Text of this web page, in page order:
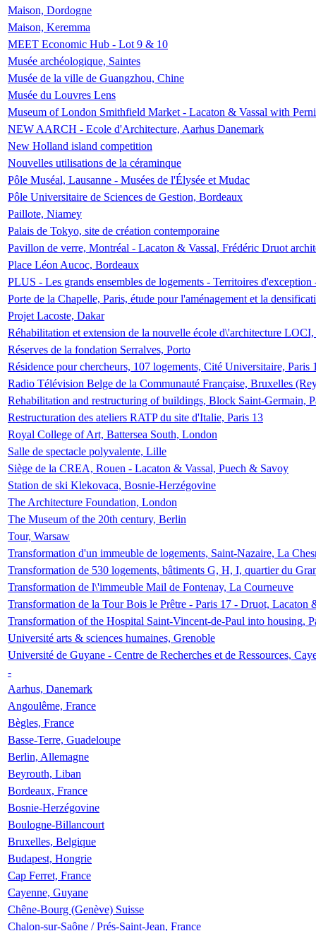
Maison, Dordogne
Maison, Keremma
MEET Economic Hub - Lot 9 & 10
Musée archéologique, Saintes
Musée de la ville de Guangzhou, Chine
Musée du Louvres Lens
Museum of London Smithfield Market - Lacaton & Vassal with
NEW AARCH - Ecole d'Architecture, Aarhus Danemark
New Holland island competition
Nouvelles utilisations de la céraminque
Pôle Muséal, Lausanne - Musées de l'Élysée et Mudac
Pôle Universitaire de Sciences de Gestion, Bordeaux
Paillote, Niamey
Palais de Tokyo, site de création contemporaine
Pavillon de verre, Montréal - Lacaton & Vassal, Frédéric Druot
Place Léon Aucoc, Bordeaux
PLUS - Les grands ensembles de logements - Territoires
Porte de la Chapelle, Paris, étude pour l'aménagement et la
Projet Lacoste, Dakar
Réhabilitation et extension de la nouvelle école d\'architecture
Réserves de la fondation Serralves, Porto
Résidence pour chercheurs, 107 logements, Cité Universitaire, Paris
Radio Télévision Belge de la Communauté Française, Bruxelles
Rehabilitation and restructuring of buildings, Block Saint-Germain,
Restructuration des ateliers RATP du site d'Italie, Paris 13
Royal College of Art, Battersea South, London
Salle de spectacle polyvalente, Lille
Siège de la CREA, Rouen - Lacaton & Vassal, Puech & Savoy
Station de ski Klekovaca, Bosnie-Herzégovine
The Architecture Foundation, London
The Museum of the 20th century, Berlin
Tour, Warsaw
Transformation d'un immeuble de logements, Saint-Nazaire, La
Transformation de 530 logements, bâtiments G, H, I, quartier du
Transformation de l\'immeuble Mail de Fontenay, La Courneuve
Transformation de la Tour Bois le Prêtre - Paris 17 - Druot, Lacaton
Transformation of the Hospital Saint-Vincent-de-Paul into housing,
Université arts & sciences humaines, Grenoble
Université de Guyane - Centre de Recherches et de Ressources,
-
Aarhus, Danemark
Angoulême, France
Bègles, France
Basse-Terre, Guadeloupe
Berlin, Allemagne
Beyrouth, Liban
Bordeaux, France
Bosnie-Herzégovine
Boulogne-Billancourt
Bruxelles, Belgique
Budapest, Hongrie
Cap Ferret, France
Cayenne, Guyane
Chêne-Bourg (Genève) Suisse
Chalon-sur-Saône / Prés-Saint-Jean, France